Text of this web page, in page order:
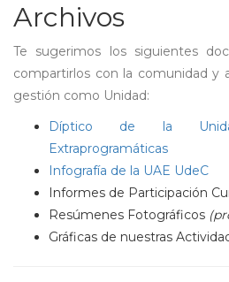
Archivos
Te sugerimos los siguientes
compartirlos con la comunidad y
gestión como Unidad:
Díptico de la
Extraprogramáticas
Infografía de la UAE UdeC
Informes de Participación
Resúmenes Fotográficos
Gráficas de nuestras